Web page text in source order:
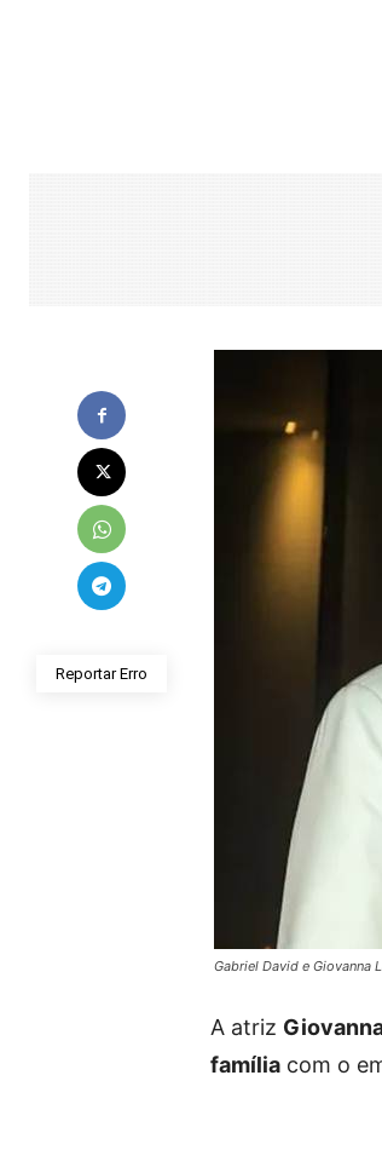
Reportar Erro
Gabriel David e Giovanna
A atriz
família com o